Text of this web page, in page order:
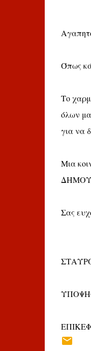
Όπως
Το
όλων
για να
Μια
ΔΗΜΟΥ
Σας